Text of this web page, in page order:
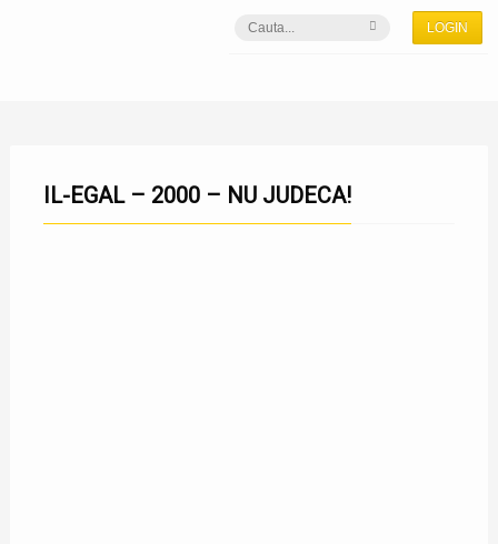
LOGIN
IL-EGAL – 2000 – NU JUDECA!